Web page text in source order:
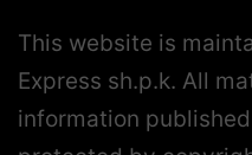
This website is
Express sh.p.k. All
information